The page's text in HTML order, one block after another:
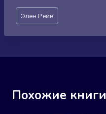
Метки
записи:
Элен Рейв
Похожие книги